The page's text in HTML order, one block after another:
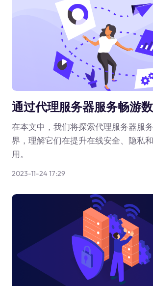
通过代理服务器服务畅游
在本文中，我们将探索代理服务器服
界，理解它们在提升在线安全、隐私
用。
2023-11-24 17:29